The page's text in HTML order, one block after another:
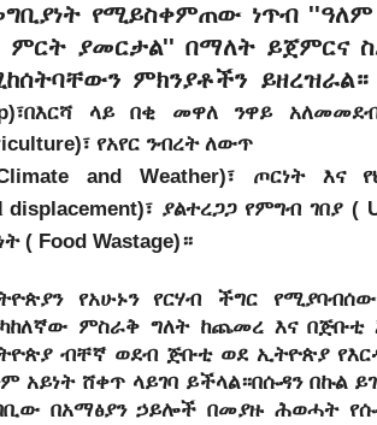
የሚይስቀምጠው ነጥብ
ምርት ያመርታል'' በማለት ይጀምርና
ምክንያቶችን
በእርሻ ላይ በቂ መዋለ ንዋይ
የአየር ንብረት ለውጥ
and Weather)፣ ጦርነት እና
displacement)፣ ያልተረጋጋ የምግብ ገበያ (
( Food Wastage)።
የአሁኑን የርሃብ ችግር
ምስራቅ ግለት ከጨመረ እና በጅቡቲ
ብቸኛ ወደብ ጅቡቲ ወደ ኢትዮጵያ
አይነት ሸቀጥ ላይገባ ይችላል።በሱዳን በኩል
በአማፅያን ኃይሎች በመያዙ ሕወሓት